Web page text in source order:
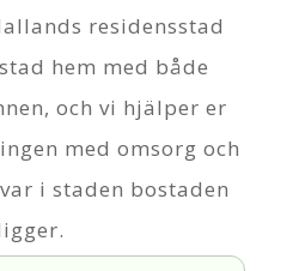
residensstad
hem med både
och vi hjälper er
med omsorg och
i staden bostaden